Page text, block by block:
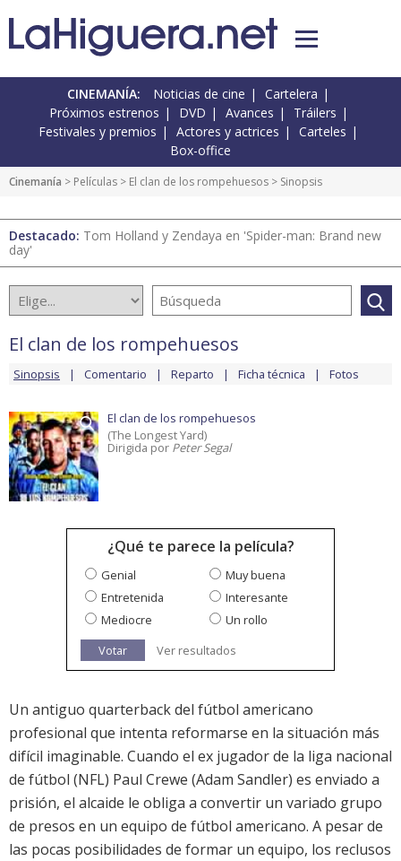
CINEMANÍA: Noticias de cine
Cartelera
Próximos estrenos
DVD Avances
Tráilers
Festivales y premios
Actores y actrices
Carteles
Box-office
Cinemanía > Películas > El clan de los rompehuesos > Sinopsis
Destacado: Tom Holland y Zendaya en 'Spider-man: Brand new
day'
El clan de los rompehuesos
Sinopsis Comentario Reparto Ficha técnica Fotos
El clan de los rompehuesos
(The Longest Yard)
Dirigida por Peter Segal
¿Qué te parece la película?
Genial
Muy buena
Entretenida
Interesante
Mediocre
Un rollo
Votar
Ver resultados
Un antiguo quarterback del fútbol americano
profesional que intenta reformarse en la situación más
difícil imaginable. Cuando el ex jugador de la liga nacional
de fútbol (NFL) Paul Crewe (Adam Sandler) es enviado a
prisión, el alcaide le obliga a convertir un variado grupo
de presos en un equipo de fútbol americano. A pesar de
las pocas posibilidades de formar un equipo, los reclusos